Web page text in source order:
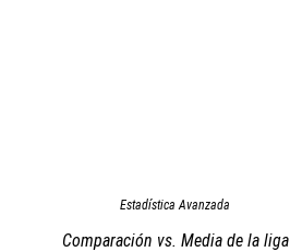
Estadística Avanzada
Comparación vs. Media de la liga